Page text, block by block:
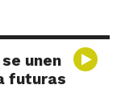
unen
futuras